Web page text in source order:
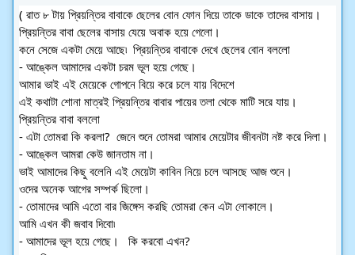
( রাত ৮ টায় প্রিয়ন্তির বাবাকে ছেলের বোন ফোন দিয়ে তাকে ডাকে তাদের বাসায়।
প্রিয়ন্তির বাবা ছেলের বাসায় যেয়ে অবাক হয়ে গেলো।
কনে সেজে একটা মেয়ে আছে৷  প্রিয়ন্তির বাবাকে দেখে ছেলের বোন বললো
- আঙ্কেল আমাদের একটা চরম ভূল হয়ে গেছে।
আমার ভাই এই মেয়েকে গোপনে বিয়ে করে চলে যায় বিদেশে
এই কথাটা শোনা মাত্রই প্রিয়ন্তির বাবার পায়ের তলা থেকে মাটি সরে যায়।
প্রিয়ন্তির বাবা বললো
- এটা তোমরা কি করলা?  জেনে শুনে তোমরা আমার মেয়েটার জীবনটা নষ্ট করে দিলা।
- আঙ্কেল আমরা কেউ জানতাম না।
ভাই আমাদের কিছু বলেনি এই মেয়েটা কাবিন নিয়ে চলে আসছে আজ শুনে।
ওদের অনেক আগের সম্পর্ক ছিলো।
- তোমাদের আমি এতো বার জিঙ্গেস করছি তোমরা কেন এটা লোকালে।
আমি এখন কী জবাব দিবো৷
- আমাদের ভূল হয়ে গেছে।   কি করবো এখন?